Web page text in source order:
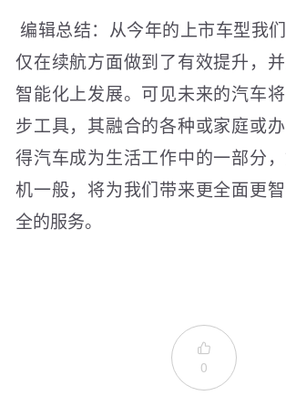
编辑总结：从今年的上市车型我
仅在续航方面做到了有效提升，并
智能化上发展。可见未来的汽车
步工具，其融合的各种或家庭或
得汽车成为生活工作中的一部分
机一般，将为我们带来更全面更
全的服务。

0